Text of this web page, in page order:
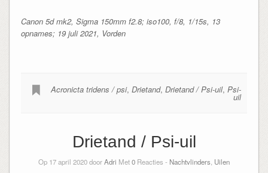
Canon 5d mk2, Sigma 150mm f2.8; iso100, f/8, 1/15s, 13
opnames; 19 juli 2021, Vorden
Acronicta tridens / psi,Drietand,Drietand / Psi-uil,Psi-
uil
Drietand / Psi-uil
Op 17 april 2020 doorAdri Met0 Reacties - Nachtvlinders Uilen